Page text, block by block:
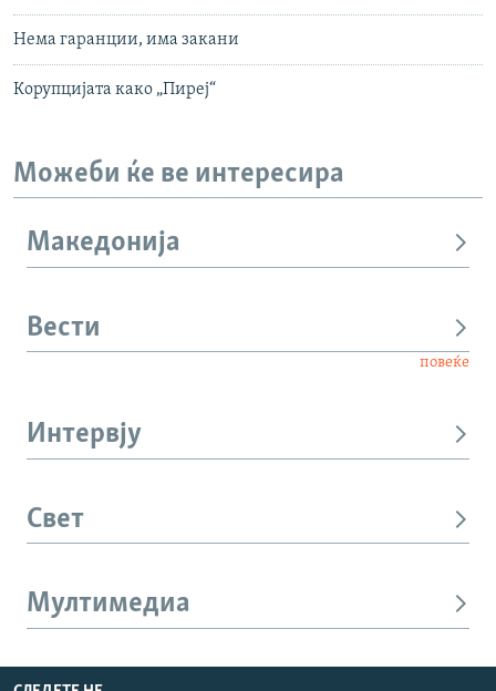
Нема гаранции, има закани
Корупцијата како „Пиреј“
Можеби ќе ве интересира
Македонија
Вести
повеќе
Интервју
Свет
Мултимедиа